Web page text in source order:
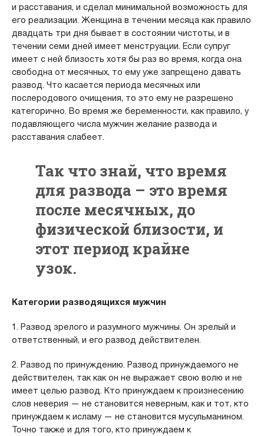
и расставания, и сделал минимальной возможность для
его реализации. Женщина в течении месяца как правило
двадцать три дня бывает в состоянии чистоты, и в
течении семи дней имеет менструации. Если супруг
имеет с ней близость хотя бы раз во время, когда она
свободна от месячных, то ему уже запрещено давать
развод. Что касается периода месячных или
послеродового очищения, то это ему не разрешено
категорично. Во время же беременности, как правило, у
подавляющего числа мужчин желание развода и
расставания слабеет.
Так что знай, что время
для развода – это время
после месячных, до
физической близости, и
этот период крайне
узок.
Категории разводящихся мужчин
1. Развод зрелого и разумного мужчины. Он зрелый и
ответственный, и его развод действителен.
2. Развод по принуждению. Развод принуждаемого не
действителен, так как он не выражает свою волю и не
имеет целью развод. Кто принуждаем к произнесению
слов неверия — не становится неверным, как и тот, кто
принуждаем к исламу — не становится мусульманином.
Точно также и для того, кто принуждаем к